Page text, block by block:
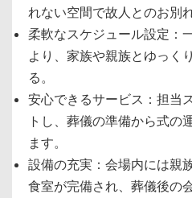
れない空間で故人とのお別
柔軟なスケジュール設定：
より、家族や親族とゆっく
る。
安心できるサービス：担当
トし、葬儀の準備から式の
ます。
設備の充実：会場内には親
食室が完備され、葬儀後の